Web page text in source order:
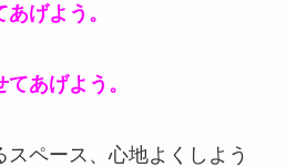
げよう。
あげよう。
スペース、心地よくしよう